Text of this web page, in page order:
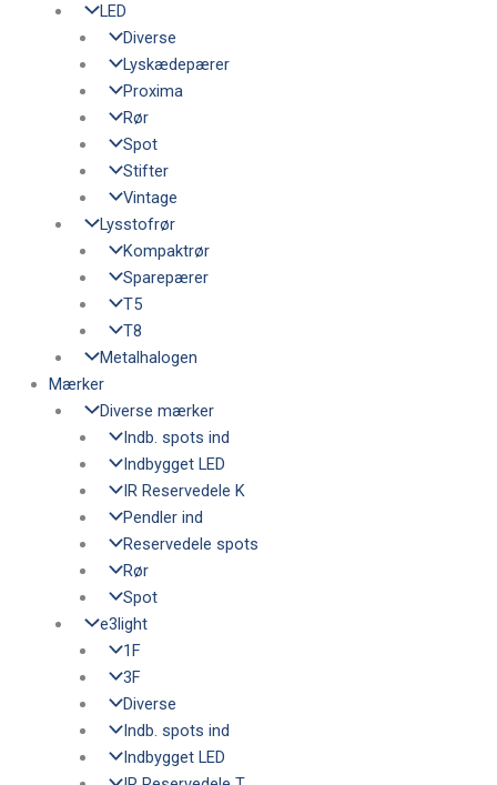
LED
Diverse
Lyskædepærer
Proxima
Rør
Spot
Stifter
Vintage
Lysstofrør
Kompaktrør
Sparepærer
T5
T8
Metalhalogen
Mærker
Diverse mærker
Indb. spots ind
Indbygget LED
IR Reservedele K
Pendler ind
Reservedele spots
Rør
Spot
e3light
1F
3F
Diverse
Indb. spots ind
Indbygget LED